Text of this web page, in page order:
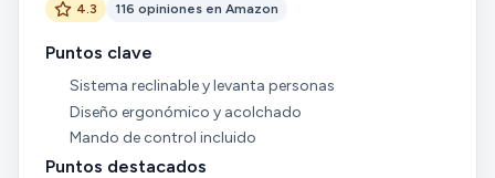
4.3 116 opiniones en Amazon
Puntos clave
Sistema reclinable y levanta personas
Diseño ergonómico y acolchado
Mando de control incluido
Puntos destacados